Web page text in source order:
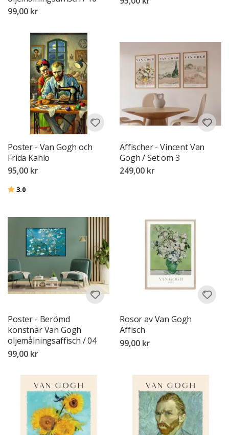
99,00 kr
Poster - Van Gogh och
Frida Kahlo
95,00 kr
Betyg:
3.0
Affischer - Vincent Van
Gogh / Set om 3
249,00 kr
Poster - Berömd
konstnär Van Gogh
oljemålningsaffisch / 04
99,00 kr
Rosor av Van Gogh
Affisch
99,00 kr